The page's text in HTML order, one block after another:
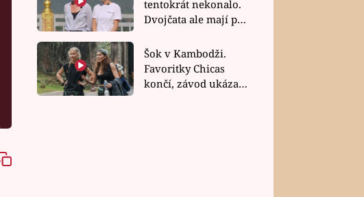
tentokrát nekonalo.
Dvojčata ale mají po
závodu nůž na krku
Šok v Kambodži.
Favoritky Chicas
končí, závod ukázal